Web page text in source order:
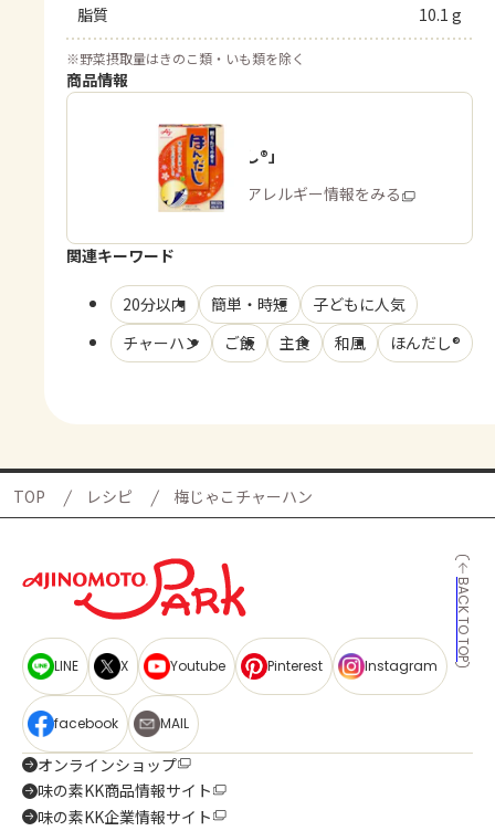
脂質 10.1 g
※野菜摂取量はきのこ類・いも類を除く
商品情報
「ほんだし®」
商品・アレルギー情報をみる
関連キーワード
20分以内 簡単・時短
子どもに人気
チャーハン
ご飯 主食 和風 ほんだし®
TOP レシピ 梅じゃこチャーハン
BACK TO TOP
LINE X Youtube Pinterest Instagram
facebook MAIL
オンラインショップ
味の素KK商品情報サイト
味の素KK企業情報サイト